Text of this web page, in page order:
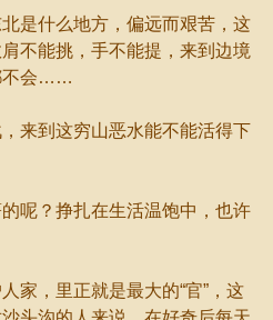
什么地方，偏远而艰苦，这
不能挑，手不能提，来到边境
不会……
到这穷山恶水能不能活得下
？挣扎在生活温饱中，也许
，里正就是最大的“官”，这